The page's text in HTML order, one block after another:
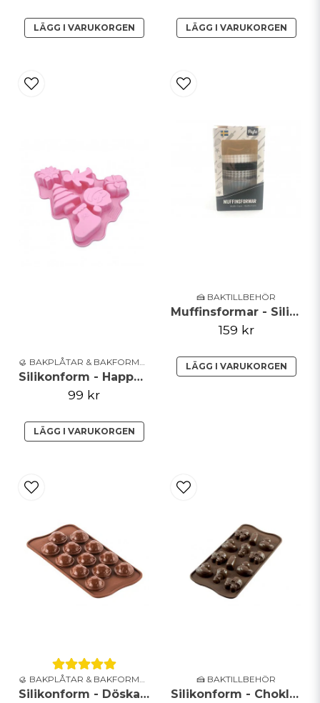
LÄGG I VARUKORGEN LÄGG I VARUKORGEN
🥮 BAKPLÅTAR & BAKFORMAR
Silikonform - Happy X-Mas
99 kr
LÄGG I VARUKORGEN
🍰 BAKTILLBEHÖR
Muffinsformar - Silikon - 12p
159 kr
LÄGG I VARUKORGEN
Silikonform - Döskallar - Silikomart
🍰 BAKTILLBEHÖR
Silikonform - Chokladpralin